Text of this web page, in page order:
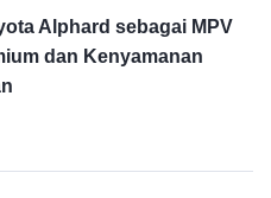
Alphard sebagai MPV
dan Kenyamanan